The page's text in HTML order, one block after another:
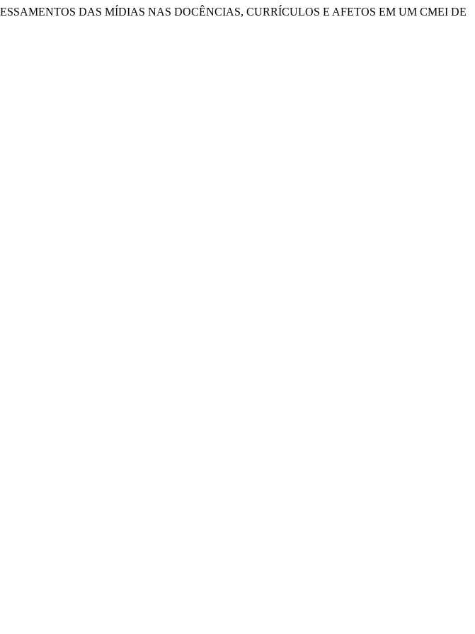
DAS MÍDIAS NAS DOCÊNCIAS, CURRÍCULOS E AFETOS EM UM CMEI DE